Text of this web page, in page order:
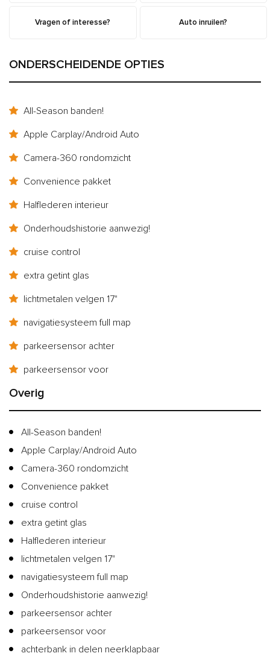
Vragen of interesse? Auto inruilen?
ONDERSCHEIDENDE OPTIES
All-Season banden!
Apple Carplay/Android Auto
Camera-360 rondomzicht
Convenience pakket
Halflederen interieur
Onderhoudshistorie aanwezig!
cruise control
extra getint glas
lichtmetalen velgen 17"
navigatiesysteem full map
parkeersensor achter
parkeersensor voor
Overig
All-Season banden!
Apple Carplay/Android Auto
Camera-360 rondomzicht
Convenience pakket
cruise control
extra getint glas
Halflederen interieur
lichtmetalen velgen 17"
navigatiesysteem full map
Onderhoudshistorie aanwezig!
parkeersensor achter
parkeersensor voor
achterbank in delen neerklapbaar